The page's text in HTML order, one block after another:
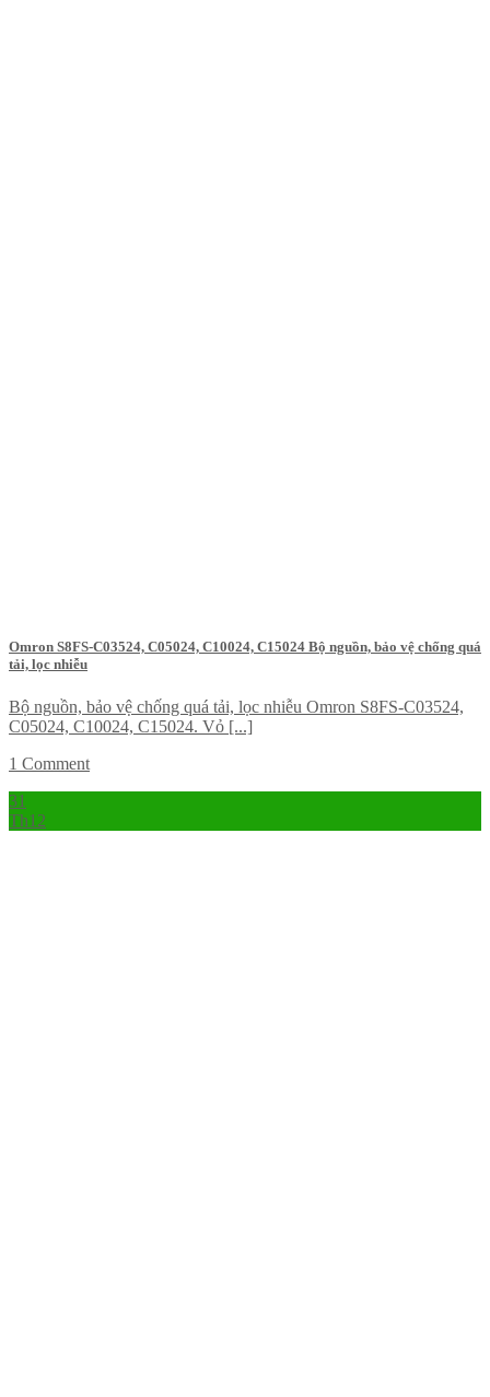
Omron S8FS-C03524, C05024, C10024, C15024 Bộ nguồn, bảo vệ chống quá
tải, lọc nhiễu
Bộ nguồn, bảo vệ chống quá tải, lọc nhiễu Omron S8FS-C03524,
C05024, C10024, C15024. Vỏ [...]
1 Comment
31
Th12